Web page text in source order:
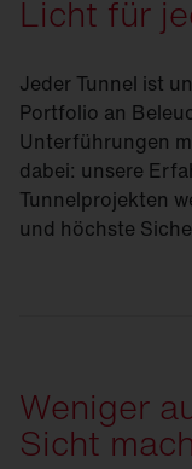
Licht für
Jeder Tunnel ist
Portfolio an
Unterführungen
dabei: unsere
Tunnelprojekten
und höchste
Weniger
Sicht